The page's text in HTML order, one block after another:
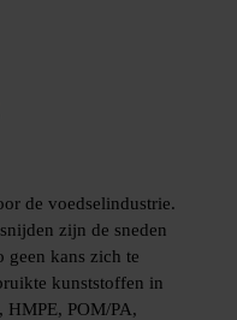
de voedselindustrie.
zijn de sneden
kans zich te
kunststoffen in
HMPE, POM/PA,